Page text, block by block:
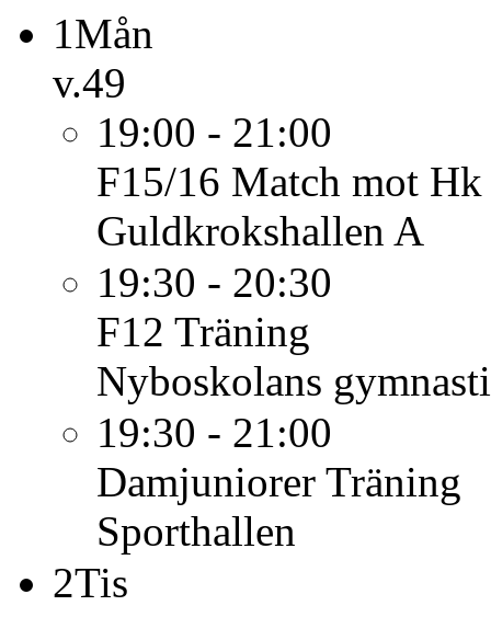
1Mån
v.49
19:00 - 21:00
F15/16 Match mot
Guldkrokshallen A
19:30 - 20:30
F12 Träning
Nyboskolans
19:30 - 21:00
Damjuniorer Träning
Sporthallen
2Tis